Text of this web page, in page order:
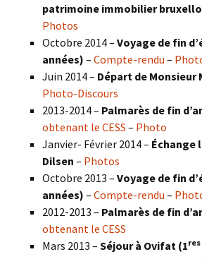
patrimoine immobilier
Photos
Octobre 2014 – Voyage de fin
années) – Compte-rendu –
Juin 2014 – Départ de Monsieur
Photo-Discours
2013-2014 – Palmarès de fin
obtenant le CESS – Photo
Janvier- Février 2014 – Échange
Dilsen – Photos
Octobre 2013 – Voyage de fin
années) – Compte-rendu –
2012-2013 – Palmarès de fin
obtenant le CESS
Mars 2013 – Séjour à Ovifat (1res